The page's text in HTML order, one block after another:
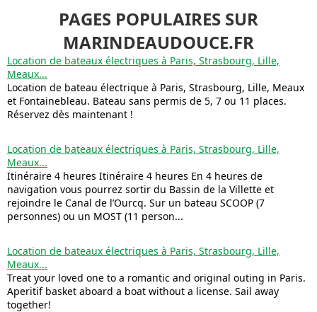
PAGES POPULAIRES SUR
MARINDEAUDOUCE.FR
Location de bateaux électriques à Paris, Strasbourg, Lille,
Meaux...
Location de bateau électrique à Paris, Strasbourg, Lille, Meaux
et Fontainebleau. Bateau sans permis de 5, 7 ou 11 places.
Réservez dès maintenant !
Location de bateaux électriques à Paris, Strasbourg, Lille,
Meaux...
Itinéraire 4 heures Itinéraire 4 heures En 4 heures de
navigation vous pourrez sortir du Bassin de la Villette et
rejoindre le Canal de l’Ourcq. Sur un bateau SCOOP (7
personnes) ou un MOST (11 person...
Location de bateaux électriques à Paris, Strasbourg, Lille,
Meaux...
Treat your loved one to a romantic and original outing in Paris.
Aperitif basket aboard a boat without a license. Sail away
together!